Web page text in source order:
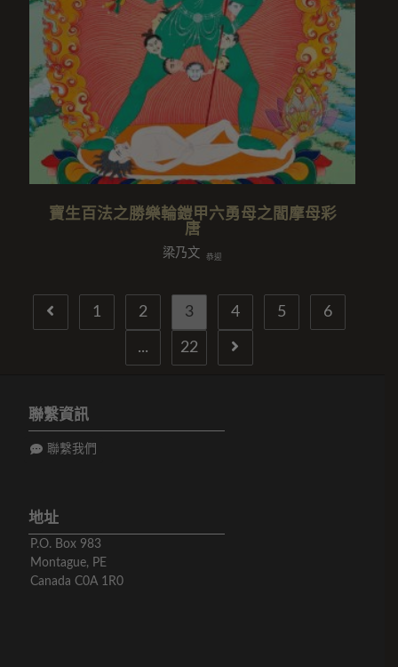
寶生百法之勝樂輪鎧甲六勇母之閻摩母彩
唐
梁乃文 恭迎
1 2 3 4 5 6
... 22
聯繫資訊
聯繫我們
地址
P.O. Box 983
Montague, PE
Canada C0A 1R0